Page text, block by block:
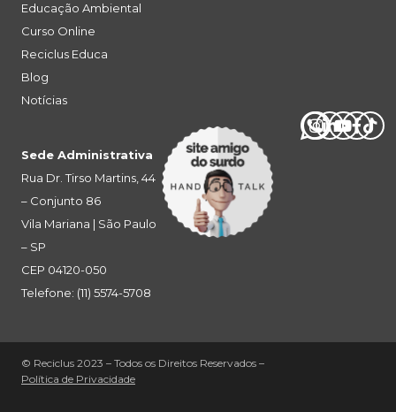
Educação Ambiental
Curso Online
Reciclus Educa
Blog
Notícias
Sede Administrativa
Rua Dr. Tirso Martins, 44
– Conjunto 86
Vila Mariana | São Paulo
– SP
CEP 04120-050
Telefone: (11) 5574-5708
© Reciclus 2023 – Todos os Direitos Reservados –
Política de Privacidade